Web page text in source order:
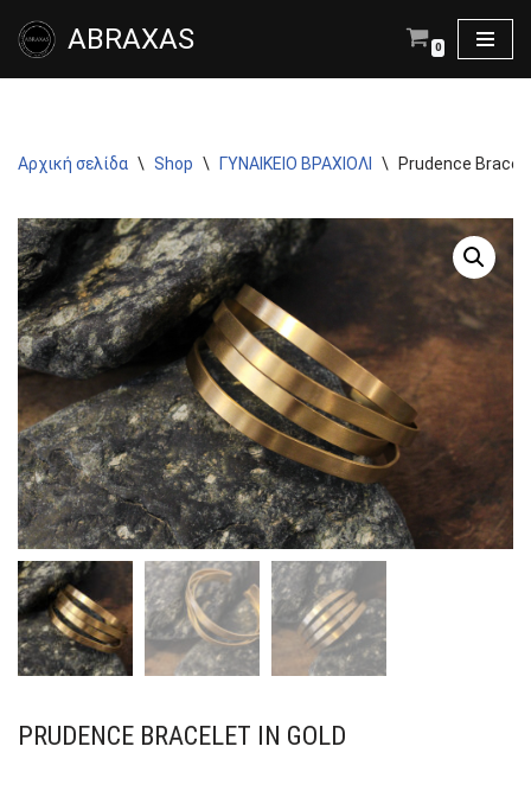
Μεταπηδήστε
ABRAXAS 0
Αρχική σελίδα \ Shop \ ΓΥΝΑΙΚΕΙΟ ΒΡΑΧΙΟΛΙ \ Prudence
PRUDENCE BRACELET IN GOLD